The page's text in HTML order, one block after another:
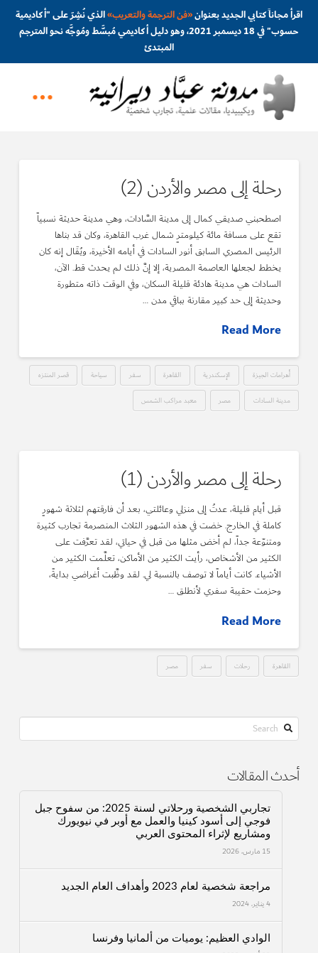
اقرأ مجاناً كتابي الجديد بعنوان«فن الترجمة والتعريب»الذي نُشِرَ على "أكاديمية
حسوب" في 18 ديسمبر 2021، وهو دليل أكاديمي مُبسَّط ومُوجَّه نحو المترجم
المبتدئ
رحلة إلى مصر والأردن (2)
اصطحبني صديقي كمال إلى مدينة السَّادات، وهي مدينة حديثة نسبياً
تقع على مسافة مائة كيلومترٍ شمال غرب القاهرة، وكان قد بناها
الرئيس المصري السابق أنور السادات في أيامه الأخيرة، ويُقَال إنه كان
يخطط لجعلها العاصمة المصرية، إلا إنَّ ذلك لم يحدث قط. الآن،
السادات هي مدينة هادئة قليلة السكان، وفي الوقت ذاته متطورة
وحديثة إلى حد كبير مقارنة بباقي مدن …
Read More
أهرامات الجيزة الإسكندرية القاهرة سفر سياحة قصر المنتزه
مدينة السادات مصر معبد مراكب الشمس
رحلة إلى مصر والأردن (1)
قبل أيام قليلة، عدتُ إلى منزلي وعائلتي، بعد أن فارقتهم لثلاثة شهورٍ
كاملة في الخارج. خضت في هذه الشهور الثلاث المنصرمة تجارب كثيرة
ومتنوّعة جداً، لم أخض مثلها من قبل في حياتي، لقد تعرَّفت على
الكثير من الأشخاص، رأيت الكثير من الأماكن، تعلَّمت الكثير من
الأشياء. كانت أياماً لا توصف بالنسبة لي. لقد وظَّبت أغراضي بدايةً،
وحزمت حقيبة سفري لأنطلق …
Read More
القاهرة رحلات سفر مصر
Search
أحدث المقالات
تجاربي الشخصية ورحلاتي لسنة 2025: من سفوح جبل
فوجي إلى أسود كينيا والعمل مع أوبر في نيويورك
ومشاريع لإثراء المحتوى العربي
15 مارس، 2026
مراجعة شخصية لعام 2023 وأهداف العام الجديد
4 يناير، 2024
الوادي العظيم: يوميات من ألمانيا وفرنسا